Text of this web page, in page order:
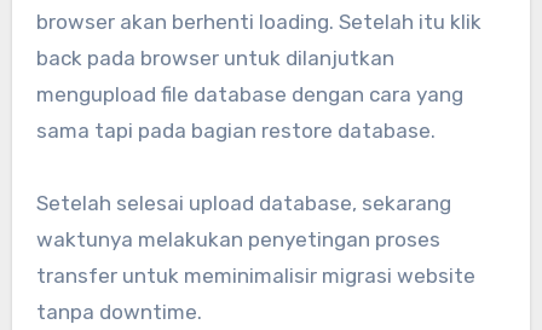
browser akan berhenti loading. Setelah itu klik
back pada browser untuk dilanjutkan
mengupload file database dengan cara yang
sama tapi pada bagian restore database.
Setelah selesai upload database, sekarang
waktunya melakukan penyetingan proses
transfer untuk meminimalisir migrasi website
tanpa downtime.